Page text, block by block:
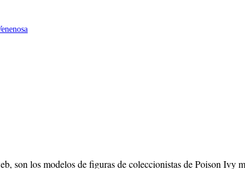
son los modelos de figuras de coleccionistas de Poison